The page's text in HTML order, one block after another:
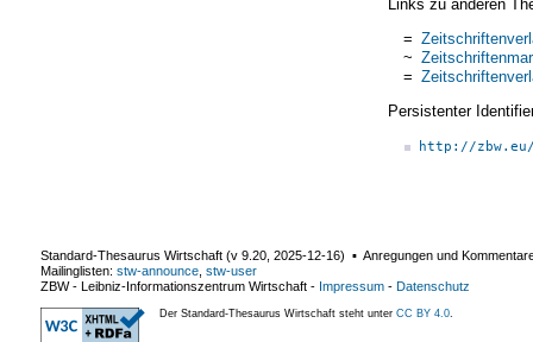
Links zu anderen
=
~
=
Persistenter
http://
Standard-Thesaurus Wirtschaft (v 9.20 2025-12-16) ▪ Anregungen und
Mailinglisten: stw-announce stw-user
ZBW - Leibniz-Informationszentrum Wirtschaft - Impressum - Datenschutz
Der Standard-Thesaurus Wirtschaft steht unter CC BY 4.0